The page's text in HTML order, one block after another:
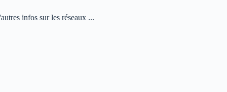
infos sur les réseaux ...